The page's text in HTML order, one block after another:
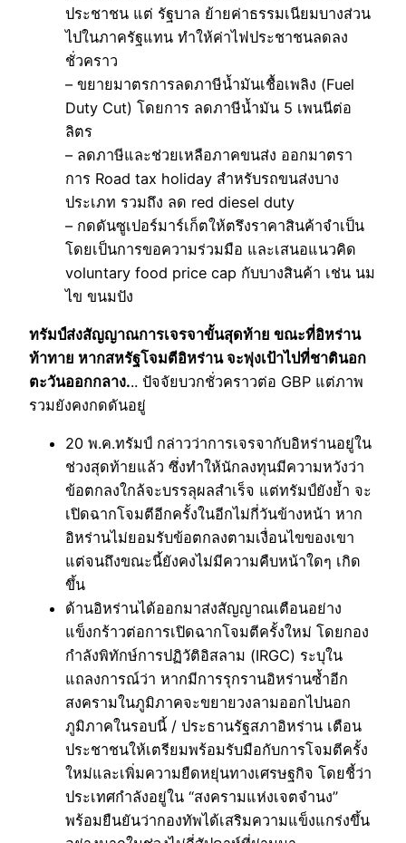
ประชาชน แต่ รัฐบาล ย้ายค่าธรรมเนียมบางส่วน
ไปในภาครัฐแทน ทำให้ค่าไฟประชาชนลดลง
ชั่วคราว
– ขยายมาตรการลดภาษีน้ำมันเชื้อเพลิง (Fuel
Duty Cut) โดยการ ลดภาษีน้ำมัน 5 เพนนีต่อ
ลิตร
– ลดภาษีและช่วยเหลือภาคขนส่ง ออกมาตรา
การ Road tax holiday สำหรับรถขนส่งบาง
ประเภท รวมถึง ลด red diesel duty
– กดดันซูเปอร์มาร์เก็ตให้ตรึงราคาสินค้าจำเป็น
โดยเป็นการขอความร่วมมือ และเสนอแนวคิด
voluntary food price cap กับบางสินค้า เช่น นม
ไข ขนมปัง
ทรัมป์ส่งสัญญาณการเจรจาขั้นสุดท้าย ขณะที่อิหร่าน
ท้าทาย หากสหรัฐโจมตีอิหร่าน จะพุ่งเป้าไปที่ชาตินอก
ตะวันออกกลาง... ปัจจัยบวกชั่วคราวต่อ GBP แต่ภาพ
รวมยังคงกดดันอยู่
20 พ.ค.ทรัมป์ กล่าวว่าการเจรจากับอิหร่านอยู่ใน
ช่วงสุดท้ายแล้ว ซึ่งทำให้นักลงทุนมีความหวังว่า
ข้อตกลงใกล้จะบรรลุผลสำเร็จ แต่ทรัมป์ยังย้ำ จะ
เปิดฉากโจมตีอีกครั้งในอีกไม่กี่วันข้างหน้า หาก
อิหร่านไม่ยอมรับข้อตกลงตามเงื่อนไขของเขา
แต่จนถึงขณะนี้ยังคงไม่มีความคืบหน้าใดๆ เกิด
ขึ้น
ด้านอิหร่านได้ออกมาส่งสัญญาณเตือนอย่าง
แข็งกร้าวต่อการเปิดฉากโจมตีครั้งใหม่ โดยกอง
กำลังพิทักษ์การปฏิวัติอิสลาม (IRGC) ระบุใน
แถลงการณ์ว่า หากมีการรุกรานอิหร่านซ้ำอีก
สงครามในภูมิภาคจะขยายวงลามออกไปนอก
ภูมิภาคในรอบนี้ / ประธานรัฐสภาอิหร่าน เตือน
ประชาชนให้เตรียมพร้อมรับมือกับการโจมตีครั้ง
ใหม่และเพิ่มความยืดหยุ่นทางเศรษฐกิจ โดยชี้ว่า
ประเทศกำลังอยู่ใน “สงครามแห่งเจตจำนง”
พร้อมยืนยันว่ากองทัพได้เสริมความแข็งแกร่งขึ้น